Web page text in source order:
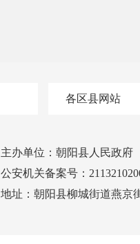
各区县网站
主办单位：朝阳县人民政府
公安机关备案号：
地址：朝阳县柳城街道燕京